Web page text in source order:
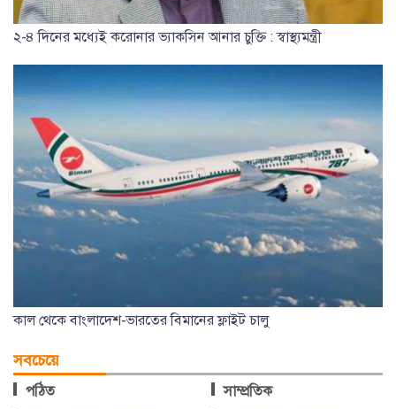
২-৪ দিনের মধ্যেই করোনার ভ্যাকসিন আনার চুক্তি : স্বাস্থ্যমন্ত্রী
কাল থেকে বাংলাদেশ-ভারতের বিমানের ফ্লাইট চালু
সবচেয়ে
পঠিত সাম্প্রতিক